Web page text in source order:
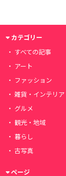
カテゴリー
すべての記事
アート
ファッション
雑貨・インテリア
グルメ
観光・地域
暮らし
古写真
ページ